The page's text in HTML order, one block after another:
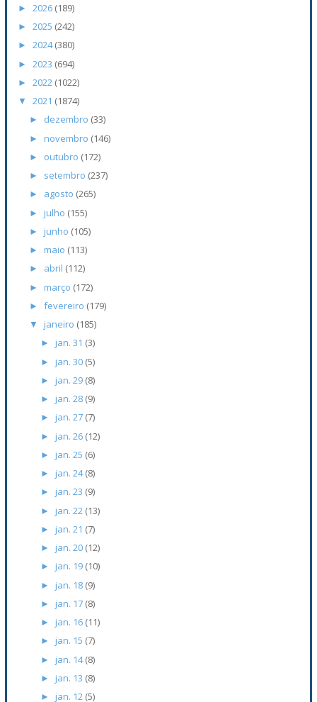
►2026 (189)
►2025 (242)
►2024(380)
►2023 (694)
►2022 (1022)
▼2021 (1874)
► dezembro (33)
► novembro (146)
► outubro (172)
► setembro (237)
► agosto (265)
► julho (155)
► junho (105)
► maio (113)
► abril (112)
► março (172)
►fevereiro (179)
▼ janeiro (185)
► jan. 31 (3)
► jan. 30 (5)
► jan. 29 (8)
► jan. 28 (9)
► jan. 27 (7)
► jan. 26 (12)
► jan. 25 (6)
► jan. 24(8)
► jan. 23 (9)
► jan. 22 (13)
► jan. 21 (7)
► jan. 20 (12)
► jan. 19 (10)
► jan. 18 (9)
► jan. 17 (8)
► jan. 16 (11)
► jan. 15 (7)
► jan. 14(8)
► jan. 13 (8)
► jan. 12 (5)